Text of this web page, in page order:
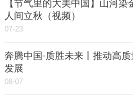
【节气里的大美中国】山河染
人间立秋（视频）
07-23
奔腾中国·质胜未来丨推动高质
发展
08-07